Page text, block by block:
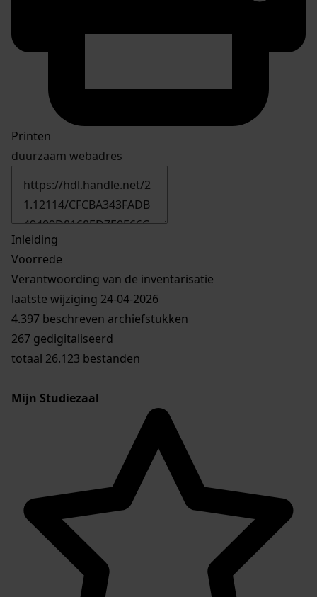
Printen
duurzaam webadres
Inleiding
Voorrede
Verantwoording van de inventarisatie
laatste wijziging 24-04-2026
4.397 beschreven archiefstukken
267 gedigitaliseerd
totaal 26.123 bestanden
Mijn Studiezaal